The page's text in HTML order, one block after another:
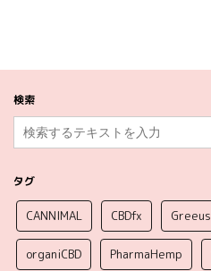
検索
タグ
CANNIMAL CBDfx Greeus
organiCBD PharmaHemp